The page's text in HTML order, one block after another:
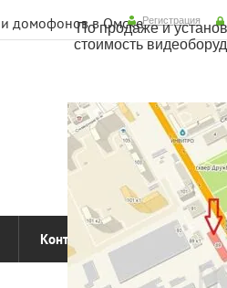
и домофонов в ОмскеРегистрация
По продаже и
стоимость
Контакты